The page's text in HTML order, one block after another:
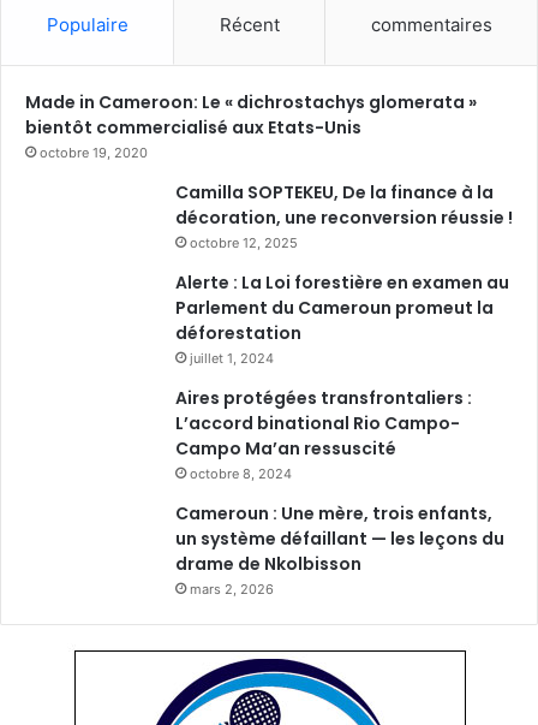
Populaire Récent commentaires
Made in Cameroon: Le « dichrostachys glomerata »
bientôt commercialisé aux Etats-Unis
octobre 19, 2020
Camilla SOPTEKEU, De la finance à la
décoration, une reconversion réussie !
octobre 12, 2025
Alerte : La Loi forestière en examen au
Parlement du Cameroun promeut la
déforestation
juillet 1, 2024
Aires protégées transfrontaliers :
L’accord binational Rio Campo-
Campo Ma’an ressuscité
octobre 8, 2024
Cameroun : Une mère, trois enfants,
un système défaillant — les leçons du
drame de Nkolbisson
mars 2, 2026